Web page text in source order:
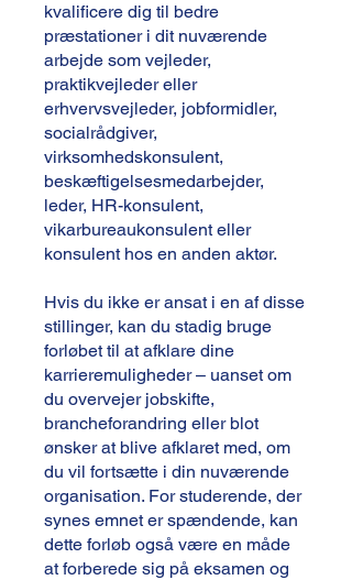
kvalificere dig til bedre
præstationer i dit nuværende
arbejde som vejleder,
praktikvejleder eller
erhvervsvejleder, jobformidler,
socialrådgiver,
virksomhedskonsulent,
beskæftigelsesmedarbejder,
leder, HR-konsulent,
vikarbureaukonsulent eller
konsulent hos en anden aktør.
Hvis du ikke er ansat i en af disse
stillinger, kan du stadig bruge
forløbet til at afklare dine
karrieremuligheder – uanset om
du overvejer jobskifte,
brancheforandring eller blot
ønsker at blive afklaret med, om
du vil fortsætte i din nuværende
organisation. For studerende, der
synes emnet er spændende, kan
dette forløb også være en måde
at forberede sig på eksamen og